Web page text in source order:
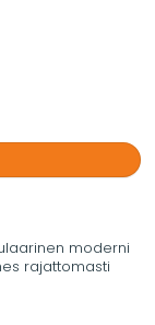
moderni
rajattomasti